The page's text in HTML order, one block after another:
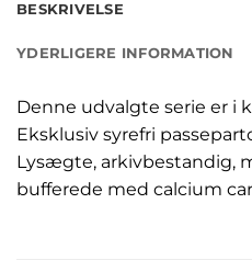
BESKRIVELSE
YDERLIGERE INFORMATION
Denne udvalgte serie er i
Eksklusiv syrefri
Lysægte, arkivbestandig,
bufferede med calcium